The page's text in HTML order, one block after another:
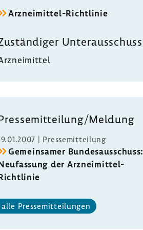
Arzneimittel-​Richtlinie
Unter­aus­schuss
Meldung
| Pres­se­mit­tei­lung
Gemein­samer Bundes­aus­schuss:
der Arzneimittel-​
alle Pres­se­mit­tei­lungen